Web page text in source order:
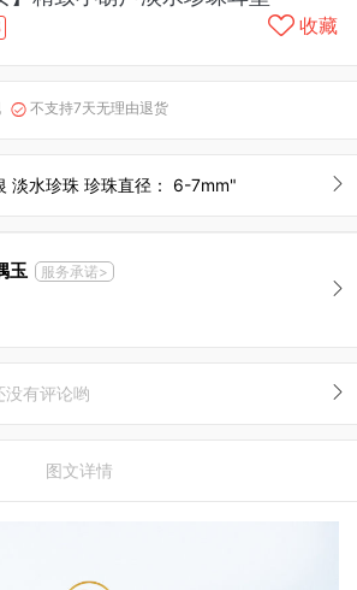
收藏
 不支持7天无理由退货
淡水珍珠 珍珠直径： 6-7mm"
玉 服务承诺>
没有评论哟
图文详情